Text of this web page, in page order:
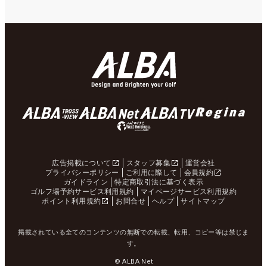
広告掲載について スタッフ募集
運営会社
プライバシーポリシー
ご利用に際して
会員規約
ガイドライン
特定商取引法に基づく表示
ゴルフ場予約サービス利用規約
マイページサービス利用規約
ポイント利用規約
お問合せ ヘルプ サイトマップ
掲載されている全てのコンテンツの無断での転載、転用、コピー等は禁じま
す。
© ALBA Net